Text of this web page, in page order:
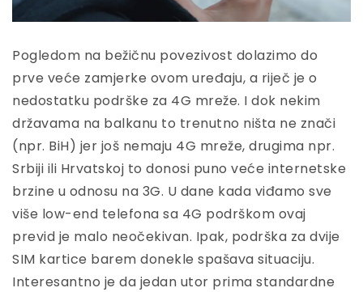
Pogledom na bežičnu povezivost dolazimo do
prve veće zamjerke ovom uređaju, a riječ je o
nedostatku podrške za 4G mreže. I dok nekim
državama na balkanu to trenutno ništa ne znači
(npr. BiH) jer još nemaju 4G mreže, drugima npr.
Srbiji ili Hrvatskoj to donosi puno veće internetske
brzine u odnosu na 3G. U dane kada viđamo sve
više low-end telefona sa 4G podrškom ovaj
previd je malo neočekivan. Ipak, podrška za dvije
SIM kartice barem donekle spašava situaciju.
Interesantno je da jedan utor prima standardne